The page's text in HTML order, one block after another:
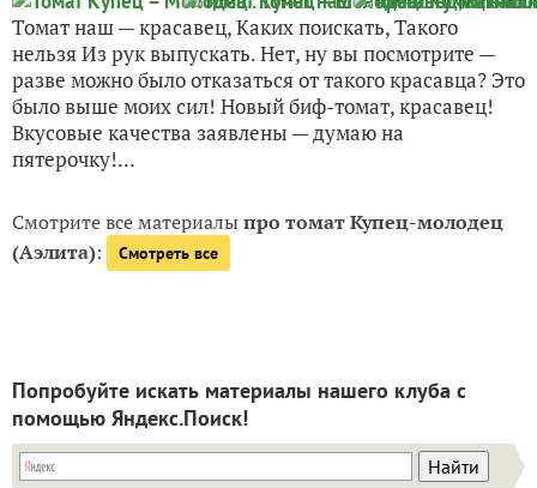
Томат наш — красавец, Каких поискать, Такого
нельзя Из рук выпускать. Нет, ну вы посмотрите —
разве можно было отказаться от такого красавца? Это
было выше моих сил! Новый биф-томат, красавец!
Вкусовые качества заявлены — думаю на
пятерочку!...
Смотрите все материалыпро томат Купец-молодец
(Аэлита): Смотреть все
Попробуйте искать материалы нашего клуба с
помощью Яндекс.Поиск!